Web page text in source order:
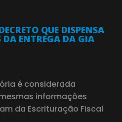
QUE DISPENSA
DA ENTREGA DA GIA
é considerada
informações
da Escrituração Fiscal